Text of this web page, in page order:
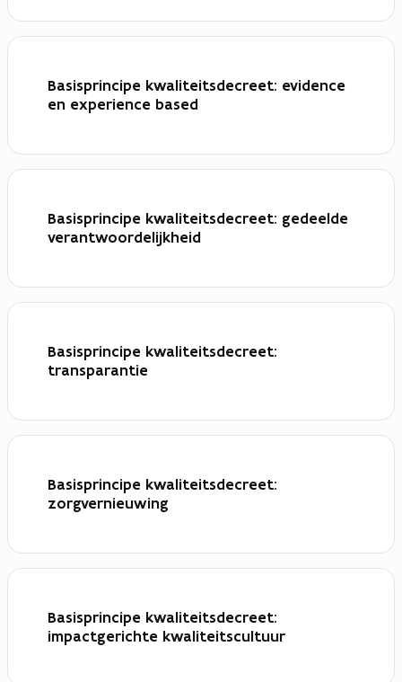
Basisprincipe kwaliteitsdecreet: evidence
en experience based
Basisprincipe kwaliteitsdecreet: gedeelde
verantwoordelijkheid
Basisprincipe kwaliteitsdecreet:
transparantie
Basisprincipe kwaliteitsdecreet:
zorgvernieuwing
Basisprincipe kwaliteitsdecreet:
impactgerichte kwaliteitscultuur